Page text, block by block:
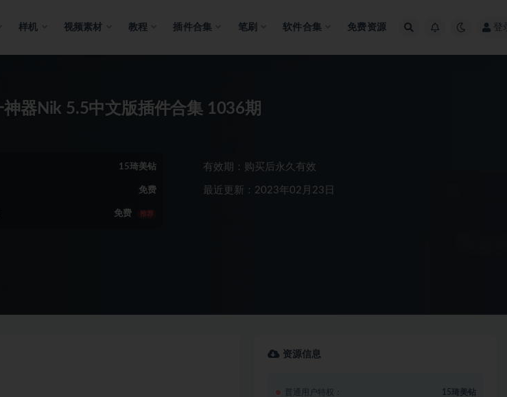
样机 视频素材 教程 插件合集 笔刷 软件合集 免费资源 登
Adobe 八合一神器Nik 5.5中文版插件合集 1036期
15琦美钻
免费
免费 推荐
有效期：购买后永久有效
最近更新：2023年02月23日
资源信息
普通用户特权： 15琦美钻